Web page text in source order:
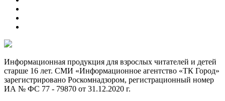
Информационная продукция для взрослых читателей и детей
старше 16 лет. СМИ «Информационное агентство «ТК Город»
зарегистрировано Роскомнадзором, регистрационный номер
ИА № ФС 77 - 79870 от 31.12.2020 г.